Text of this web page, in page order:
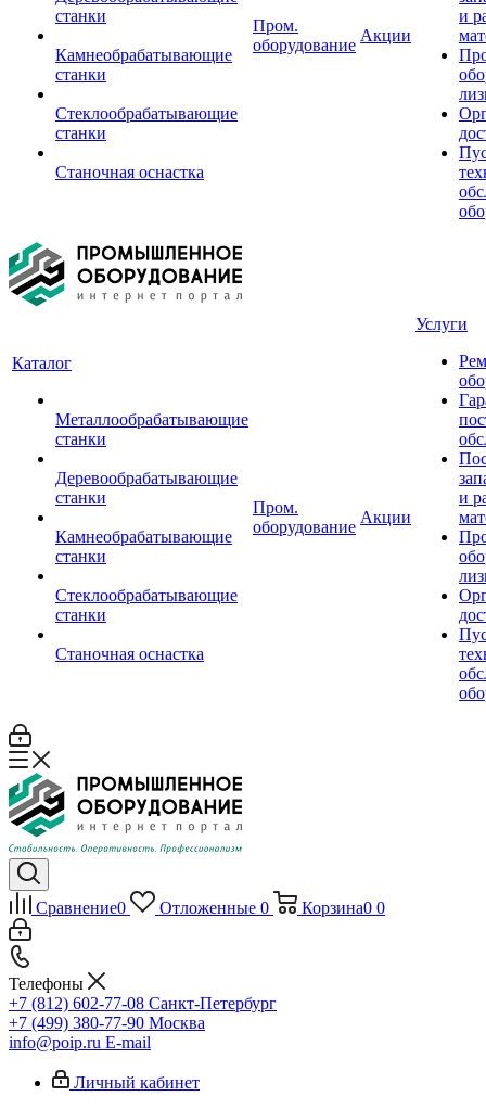
станки
Камнеобрабатывающие
станки
Стеклообрабатывающие
станки
Станочная оснастка
Пром.
оборудование
Акции
и
Каталог
Металлообрабатывающие
станки
Деревообрабатывающие
станки
Камнеобрабатывающие
станки
Стеклообрабатывающие
станки
Станочная оснастка
Пром.
оборудование
Акции
Услуги
и
Сравнение0 Отложенные 0 Корзина0 0
Телефоны
+7 (812) 602-77-08 Санкт-Петербург
+7 (499) 380-77-90 Москва
info@poip.ru E-mail
Личный кабинет